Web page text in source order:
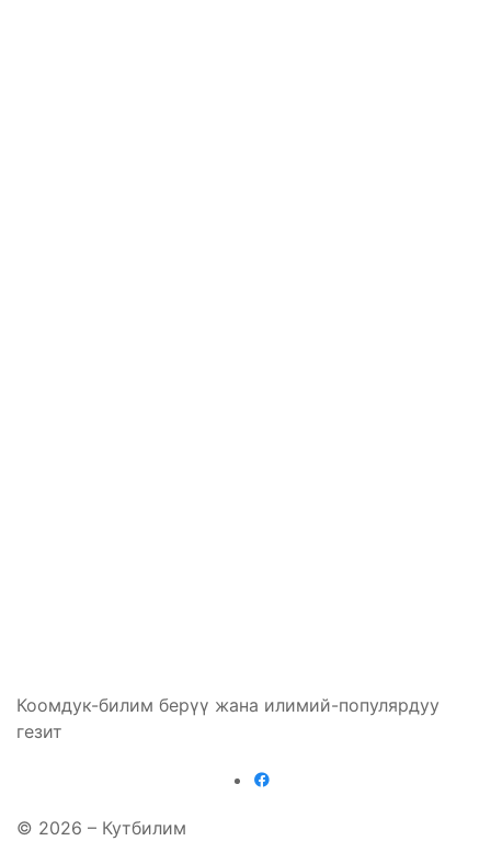
Коомдук-билим берүү жана илимий-популярдуу
гезит
© 2026 – Кутбилим